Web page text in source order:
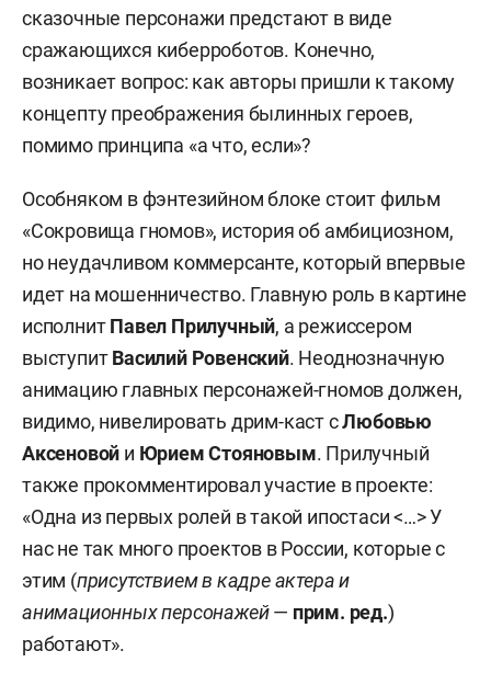
сказочные персонажи предстают в виде
сражающихся киберроботов. Конечно,
возникает вопрос: как авторы пришли к такому
концепту преображения былинных героев,
помимо принципа «а что, если»?
Особняком в фэнтезийном блоке стоит фильм
«Сокровища гномов», история об амбициозном,
но неудачливом коммерсанте, который впервые
идет на мошенничество. Главную роль в картине
исполнитПавел Прилучный, а режиссером
выступитВасилий Ровенский. Неоднозначную
анимацию главных персонажей-гномов должен,
видимо, нивелировать дрим-каст сЛюбовью
Аксеновой и Юрием Стояновым. Прилучный
также прокомментировал участие в проекте:
«Одна из первых ролей в такой ипостаси <…> У
нас не так много проектов в России, которые с
этим (присутствием в кадре актера и
анимационных персонажей— прим. ред.)
работают».